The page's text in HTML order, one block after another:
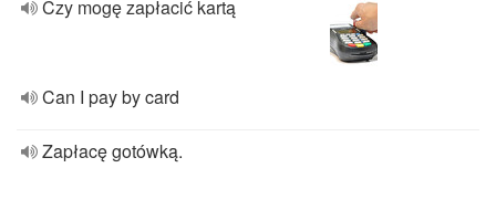
Czy mogę zapłacić kartą
Can I pay by card
Zapłacę gotówką.